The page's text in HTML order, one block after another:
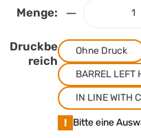
Menge:
Druckbe
reich
Ohne Druck
BARREL LEFT
IN LINE WITH
! Bitte eine